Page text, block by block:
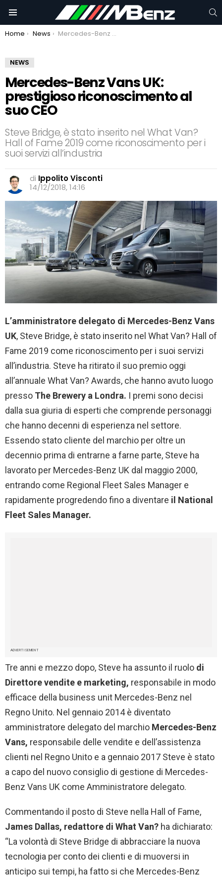
You are here:
Home News Mercedes-Benz Vans UK: prestigioso riconoscimento al suo CEO
NEWS
Mercedes-Benz Vans UK:
prestigioso riconoscimento al
suo CEO
Steve Bridge, è stato inserito nel What Van?
Hall of Fame 2019 come riconoscimento per i
suoi servizi all’industria
di Ippolito Visconti
14/12/2018, 14:16
L’amministratore delegato di Mercedes-Benz Vans
UK, Steve Bridge, è stato inserito nel What Van? Hall of
Fame 2019 come riconoscimento per i suoi servizi
all’industria. Steve ha ritirato il suo premio oggi
all’annuale What Van? Awards, che hanno avuto luogo
presso The Brewery a Londra. I premi sono decisi
dalla sua giuria di esperti che comprende personaggi
che hanno decenni di esperienza nel settore.
Essendo stato cliente del marchio per oltre un
decennio prima di entrarne a farne parte, Steve ha
lavorato per Mercedes-Benz UK dal maggio 2000,
entrando come Regional Fleet Sales Manager e
rapidamente progredendo fino a diventare il National
Fleet Sales Manager.
ADVERTISEMENT
Tre anni e mezzo dopo, Steve ha assunto il ruolo di
Direttore vendite e marketing, responsabile in modo
efficace della business unit Mercedes-Benz nel
Regno Unito. Nel gennaio 2014 è diventato
amministratore delegato del marchio Mercedes-Benz
Vans, responsabile delle vendite e dell’assistenza
clienti nel Regno Unito e a gennaio 2017 Steve è stato
a capo del nuovo consiglio di gestione di Mercedes-
Benz Vans UK come Amministratore delegato.
Commentando il posto di Steve nella Hall of Fame,
James Dallas, redattore di What Van? ha dichiarato:
“La volontà di Steve Bridge di abbracciare la nuova
tecnologia per conto dei clienti e di muoversi in
anticipo sui tempi, ha fatto si che Mercedes-Benz